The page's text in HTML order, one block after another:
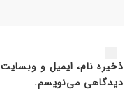
ذخیره نام، ایمیل و
دیدگاهی می‌نویسم.